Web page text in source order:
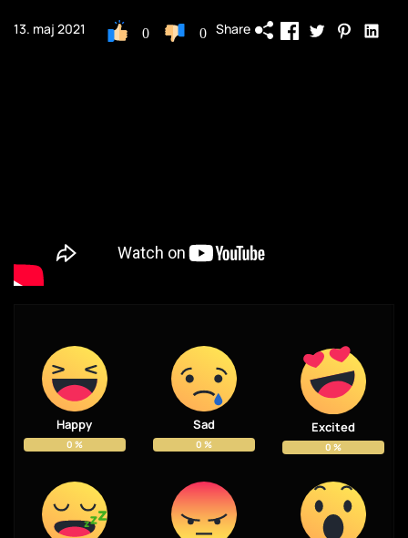
13. maj 2021 0 0 Share
Happy
0 %
Sad
0 %
Excited
0 %